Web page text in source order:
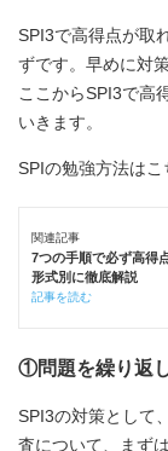
SPI3で高得点が取
ずです。早めに対
ここからSPI3で高
いきます。
SPIの勉強方法はこ
関連記事
7つの手順で必ず高得
形式別に徹底解説
記事を読む
①問題を繰り返
SPI3の対策として
査について、まず